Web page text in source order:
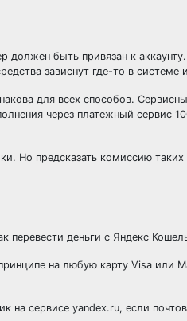
должен быть привязан к
зависнут где-то в системе
для всех способов.
через платежный сервис
Но предсказать комиссию
деньги с Яндекс
на любую карту Visa или
на сервисе yandex.ru, если